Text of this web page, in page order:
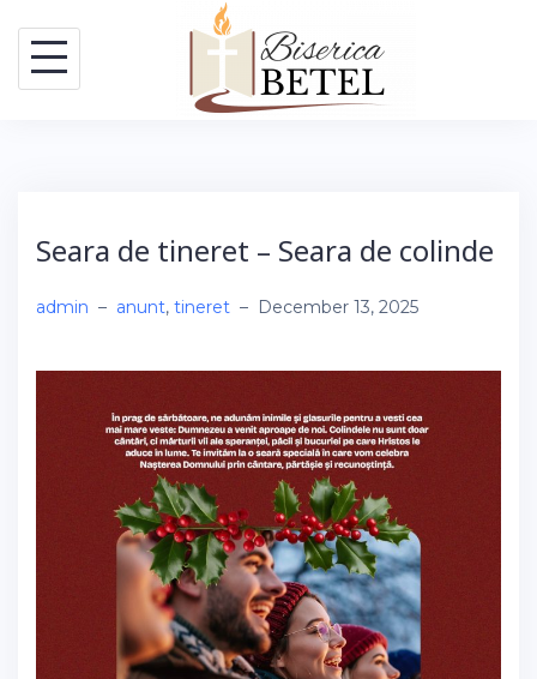
content
Seara de tineret – Seara de colinde
admin – anunt, tineret – December 13, 2025